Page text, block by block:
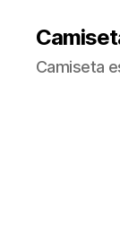
Camiseta